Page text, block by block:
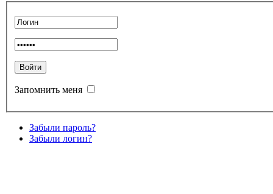
Запомнить меня
Забыли пароль?
Забыли логин?